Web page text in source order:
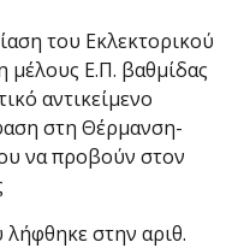
του Εκλεκτορικού
μέλους Ε.Π. βαθμίδας
αντικείμενο
στη Θέρμανση-
να προβούν στον
στην αριθ.